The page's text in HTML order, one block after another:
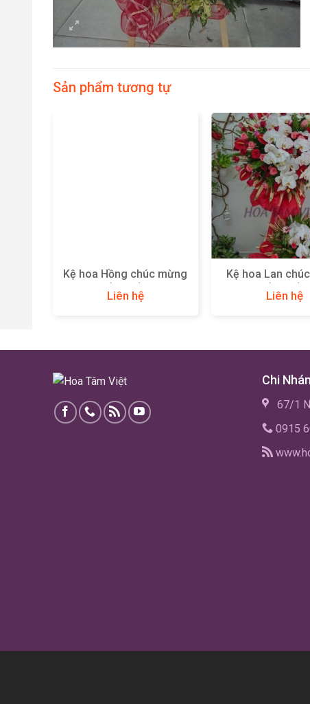
Sản phẩm tương tự
Kệ hoa Hồng chúc mừng
(KH08)
Liên hệ
Kệ hoa Lan
(KH20)
Liên hệ
Chi
67/1
0915